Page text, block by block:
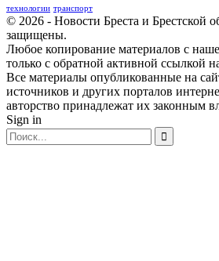
технологии транспорт
© 2026 - Новости Бреста и Брестской
защищены.
Любое копирование материалов с
только с обратной активной ссылкой
Все материалы опубликованные на
источников и других порталов
авторство принадлежат их законным
Sign in